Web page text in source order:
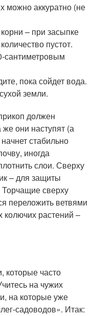
можно аккуратно (не
– при засыпке
пустот.
сантиметровым
пока сойдет вода.
земли.
должен
же они наступят (а
стабильно
иногда
слои. Сверху
– для защиты
сверху
переложить ветвями
колючих растений –
которые часто
на чужих
на которые уже
садоводов». Итак: